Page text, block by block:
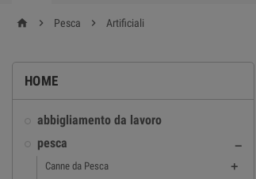
home  Pesca  Artificiali
HOME
abbigliamento da lavoro
pesca

Canne da Pesca 